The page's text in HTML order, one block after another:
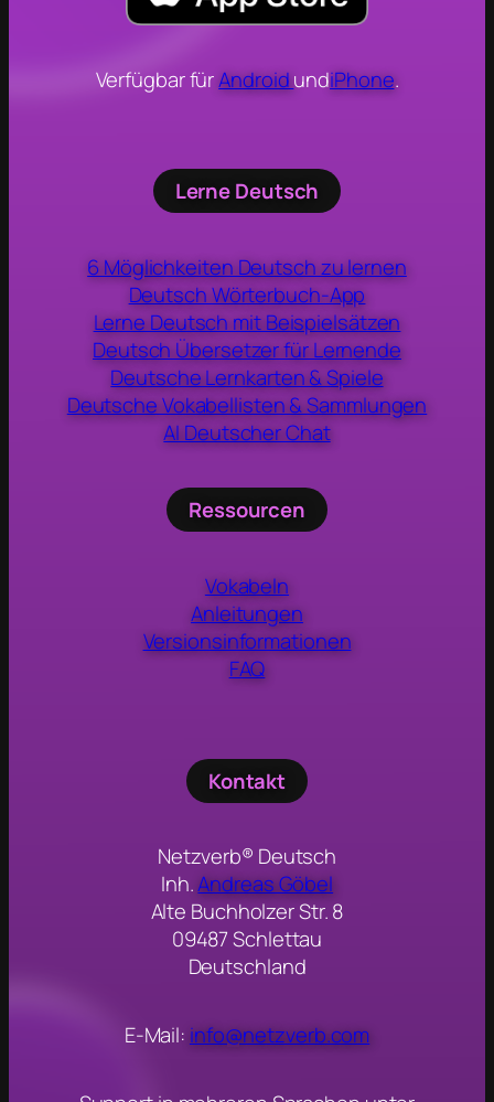
Verfügbar fürAndroidundiPhone.
Lerne Deutsch
6 Möglichkeiten Deutsch zu lernen
Deutsch Wörterbuch-App
Lerne Deutsch mit Beispielsätzen
Deutsch Übersetzer für Lernende
Deutsche Lernkarten & Spiele
Deutsche Vokabellisten & Sammlungen
AI Deutscher Chat
Ressourcen
Vokabeln
Anleitungen
Versionsinformationen
FAQ
Kontakt
Netzverb® Deutsch
Inh.Andreas Göbel
Alte Buchholzer Str. 8
09487 Schlettau
Deutschland
E-Mail: info@netzverb.com